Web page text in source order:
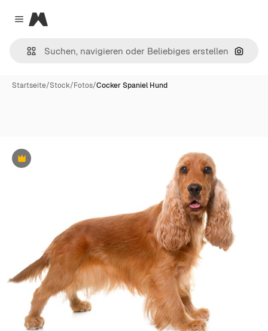
Close menu
Magnific
Nach
Startseite/Stock/Fotos/Cocker Spaniel Hund
Premium